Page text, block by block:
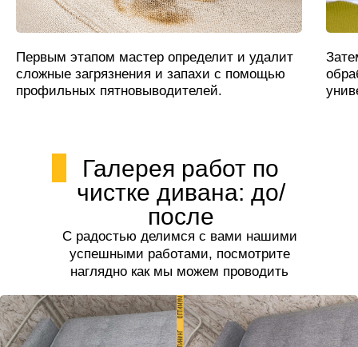
Первым этапом мастер определит и удалит
сложные загрязнения и запахи с помощью
профильных пятновыводителей.
Галерея работ по
чистке дивана: до/
после
С радостью делимся с вами нашими
успешными работами, посмотрите
наглядно как мы можем проводить